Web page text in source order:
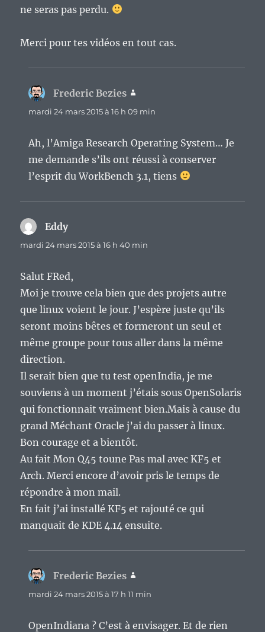
ne seras pas perdu.
Merci pour tes vidéos en tout cas.
Frederic Bezies
mardi 24 mars 2015 à 16 h 09 min
Ah, l’Amiga Research Operating System… Je
me demande s’ils ont réussi à conserver
l’esprit du WorkBench 3.1, tiens
Eddydit :
mardi 24 mars 2015 à 16 h 40 min
Salut FRed,
Moi je trouve cela bien que des projets autre
que linux voient le jour. J’espère juste qu’ils
seront moins bêtes et formeront un seul et
même groupe pour tous aller dans la même
direction.
Il serait bien que tu test openIndia, je me
souviens à un moment j’étais sous OpenSolaris
qui fonctionnait vraiment bien.Mais à cause du
grand Méchant Oracle j’ai du passer à linux.
Bon courage et a bientôt.
Au fait Mon Q45 toune Pas mal avec KF5 et
Arch. Merci encore d’avoir pris le temps de
répondre à mon mail.
En fait j’ai installé KF5 et rajouté ce qui
manquait de KDE 4.14 ensuite.
Frederic Bezies
mardi 24 mars 2015 à 17 h 11 min
OpenIndiana ? C’est à envisager. Et de rien